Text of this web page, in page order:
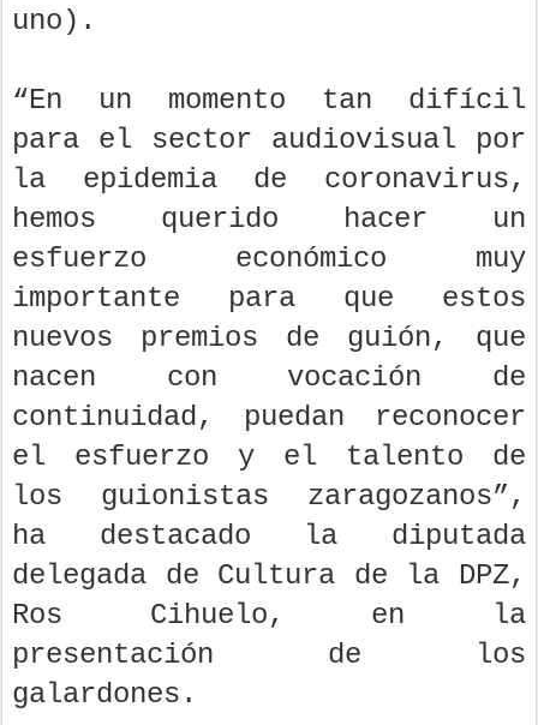
uno).
“En un momento tan difícil
para el sector audiovisual por
la epidemia de coronavirus,
hemos querido hacer un
esfuerzo económico muy
importante para que estos
nuevos premios de guión, que
nacen con vocación de
continuidad, puedan reconocer
el esfuerzo y el talento de
los guionistas zaragozanos”,
ha destacado la diputada
delegada de Cultura de la DPZ,
Ros Cihuelo, en la
presentación de los
galardones.